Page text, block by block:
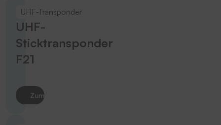
UHF-Transponder
UHF-
Sticktransponder
F21
Zum Produkt